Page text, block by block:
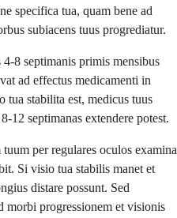
specifica tua, quam bene ad
subiacens tuus progrediatur.
8 septimanis primis mensibus
ad effectus medicamenti in
stabilita est, medicus tuus
12 septimanas extendere potest.
per regulares oculos examina
Si visio tua stabilis manet et
distare possunt. Sed
morbi progressionem et visionis